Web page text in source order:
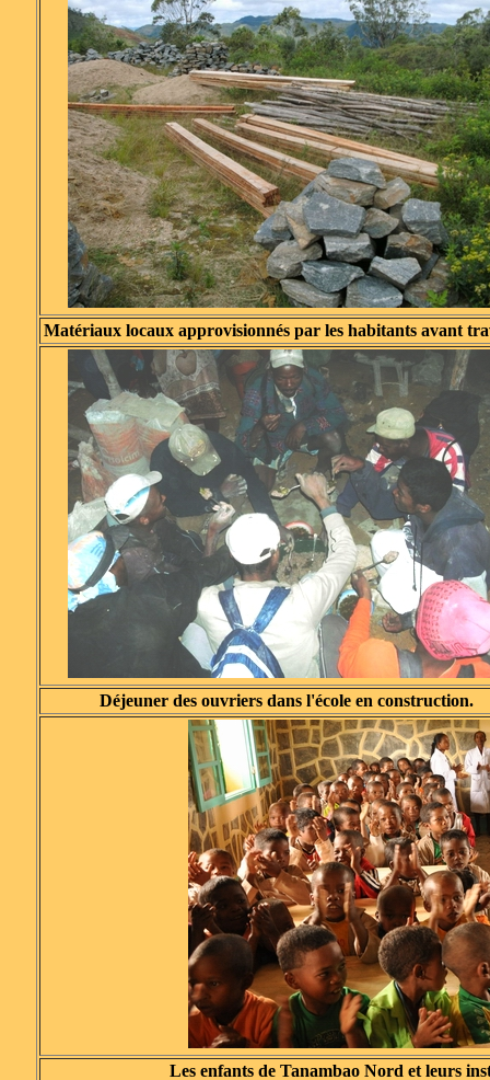
Matériaux locaux approvisionnés par les habitants avant
Déjeuner des ouvriers dans l'école en construction.
Les enfants de Tanambao Nord et leurs